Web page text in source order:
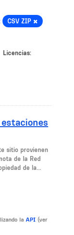
CSV ZIP
Licencias:
sitio provienen
de la Red
de la...
la API (ver